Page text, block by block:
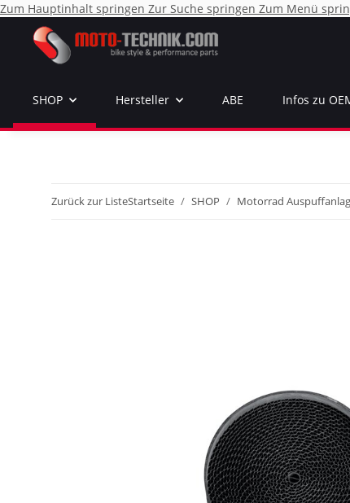
Zum Hauptinhalt springen Zur Suche springen Zum Menü
SHOP Hersteller ABE Infos zu
Zurück zur ListeStartseite SHOP Motorrad